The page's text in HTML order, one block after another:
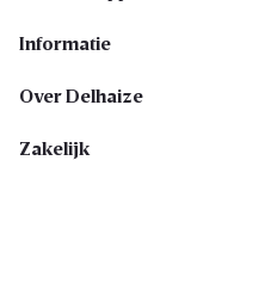
Informatie
Over Delhaize
Zakelijk